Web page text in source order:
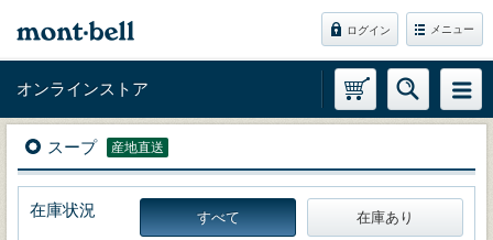
ログイン メニュー
オンラインストア
スープ 産地直送
在庫状況 すべて 在庫あり